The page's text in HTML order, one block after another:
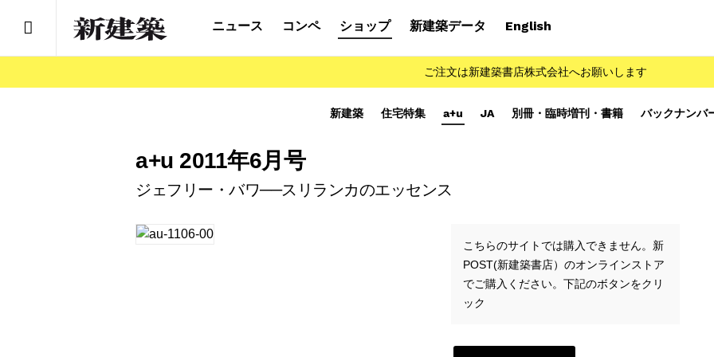
ニュース コンペ ショップ 新建築データ English
ご注文は新建築書店株式会社へお願いします
新建築 住宅特集 a+u JA 別冊・臨時増刊・書籍 バックナンバ
a+u 2011年6月号
ジェフリー・バワ──スリランカのエッセンス
こちらのサイトでは購入できません。新
POST(新建築書店）のオンラインストア
でご購入ください。下記のボタンをクリ
ック